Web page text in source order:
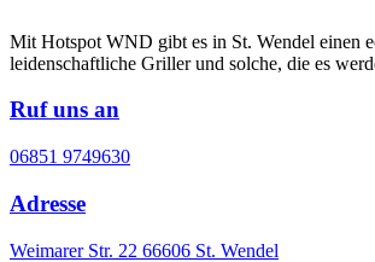
Mit Hotspot WND gibt es in St. Wendel einen
leidenschaftliche Griller und solche, die es
Ruf uns an
06851 9749630
Adresse
Weimarer Str. 22 66606 St. Wendel